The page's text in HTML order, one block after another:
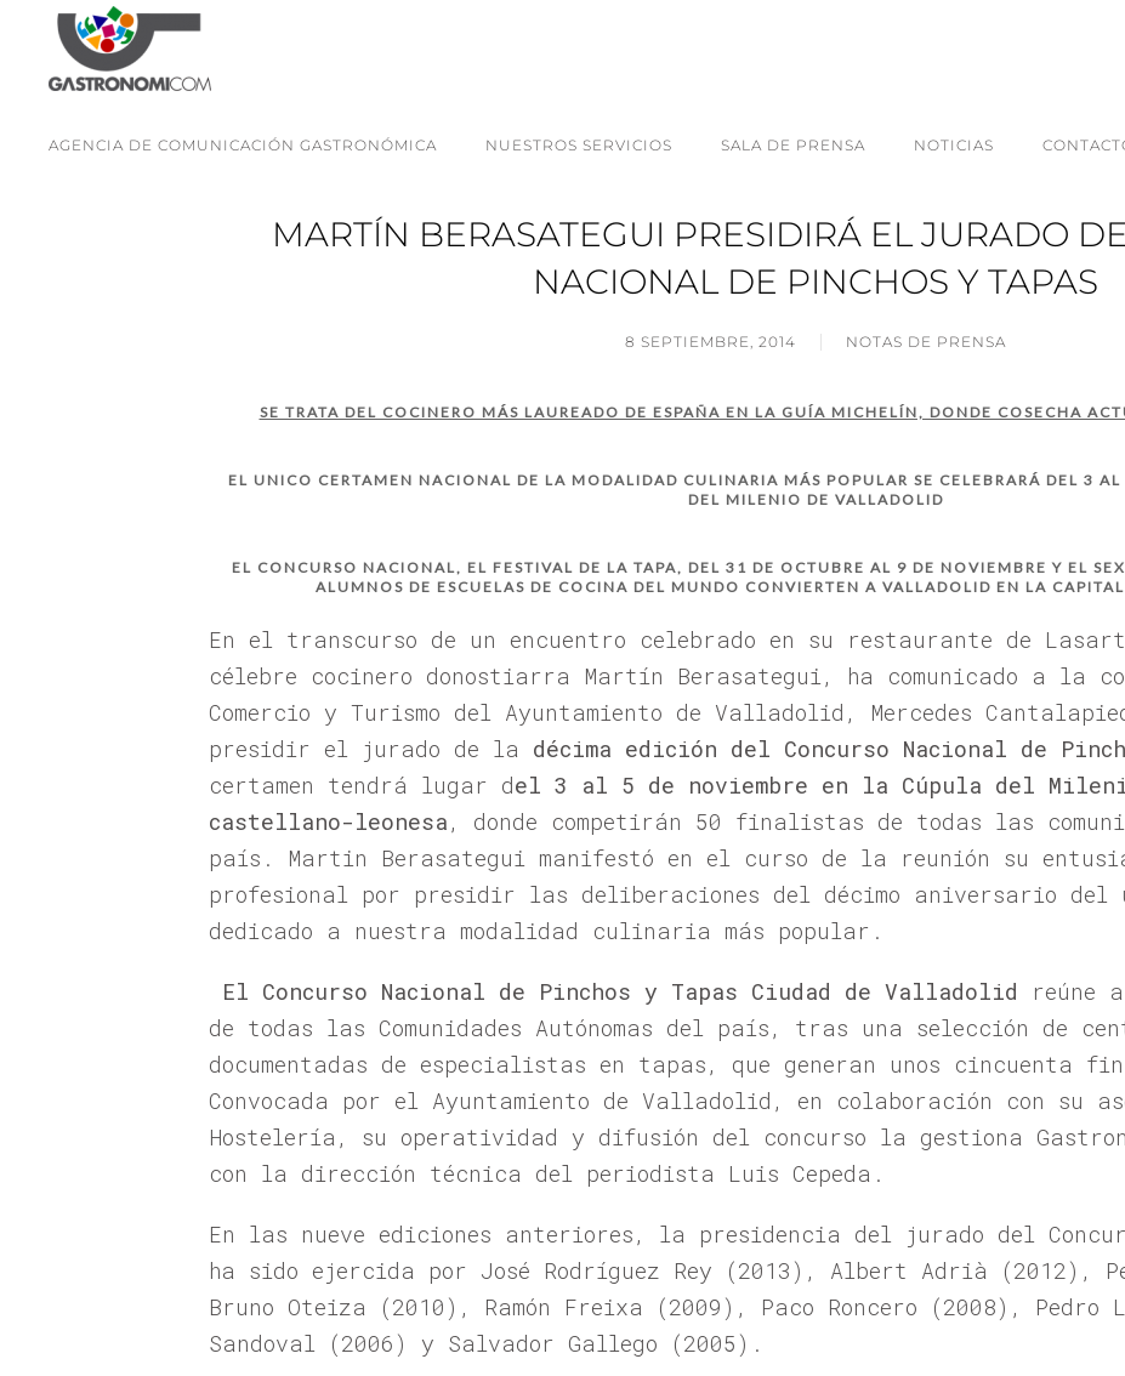
AGENCIA DE COMUNICACIÓN GASTRONÓMICA NUESTROS SERVICIOS SALA DE PRENSA NOTICIAS
MARTÍN BERASATEGUI PRESIDIRÁ EL JURADO
NACIONAL DE PINCHOS Y TAPAS
8 SEPTIEMBRE, 2014 NOTAS DE PRENSA
SE TRATA DEL COCINERO MÁS LAUREADO DE ESPAÑA EN LA GUÍA MICHELÍN, DONDE COSECHA
EL UNICO CERTAMEN NACIONAL DE LA MODALIDAD CULINARIA MÁS POPULAR SE CELEBRARÁ DEL 3
DEL MILENIO DE VALLADOLID
EL CONCURSO NACIONAL, EL FESTIVAL DE LA TAPA, DEL 31 DE OCTUBRE AL 9 DE NOVIEMBRE Y EL
ALUMNOS DE ESCUELAS DE COCINA DEL MUNDO CONVIERTEN A VALLADOLID EN LA
En el transcurso de un encuentro celebrado en su restaurante de
célebre cocinero donostiarra Martín Berasategui, ha comunicado a la
Comercio y Turismo del Ayuntamiento de Valladolid, Mercedes
presidir el jurado de la décima edición del Concurso Nacional de
certamen tendrá lugar del 3 al 5 de noviembre en la Cúpula del
castellano-leonesa, donde competirán 50 finalistas de todas las
país. Martin Berasategui manifestó en el curso de la reunión su
profesional por presidir las deliberaciones del décimo aniversario del
dedicado a nuestra modalidad culinaria más popular.
El Concurso Nacional de Pinchos y Tapas Ciudad de Valladolid reúne
de todas las Comunidades Autónomas del país, tras una selección de
documentadas de especialistas en tapas, que generan unos cincuenta
Convocada por el Ayuntamiento de Valladolid, en colaboración con su
Hostelería, su operatividad y difusión del concurso la gestiona
con la dirección técnica del periodista Luis Cepeda.
En las nueve ediciones anteriores, la presidencia del jurado del
ha sido ejercida por José Rodríguez Rey (2013), Albert Adrià (2012),
Bruno Oteiza (2010), Ramón Freixa (2009), Paco Roncero (2008), Pedro
Sandoval (2006) y Salvador Gallego (2005).